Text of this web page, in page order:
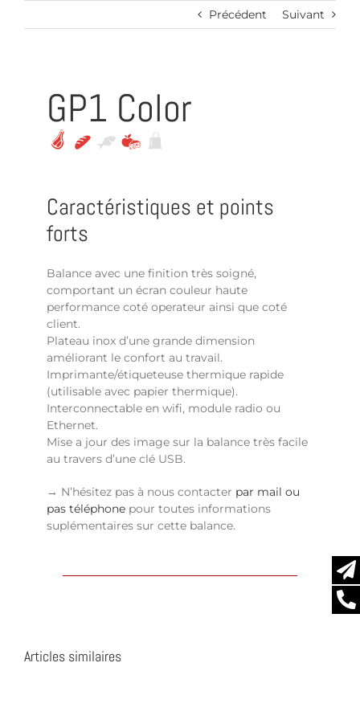
Précédent Suivant
GP1 Color
Caractéristiques et points
forts
Balance avec une finition très soigné,
comportant un écran couleur haute
performance coté operateur ainsi que coté
client.
Plateau inox d’une grande dimension
améliorant le confort au travail.
Imprimante/étiqueteuse thermique rapide
(utilisable avec papier thermique).
Interconnectable en wifi, module radio ou
Ethernet.
Mise a jour des image sur la balance très facile
au travers d’une clé USB.
→ N’hésitez pas à nous contacter par mail ou
pas téléphone pour toutes informations
suplémentaires sur cette balance.
Articles similaires